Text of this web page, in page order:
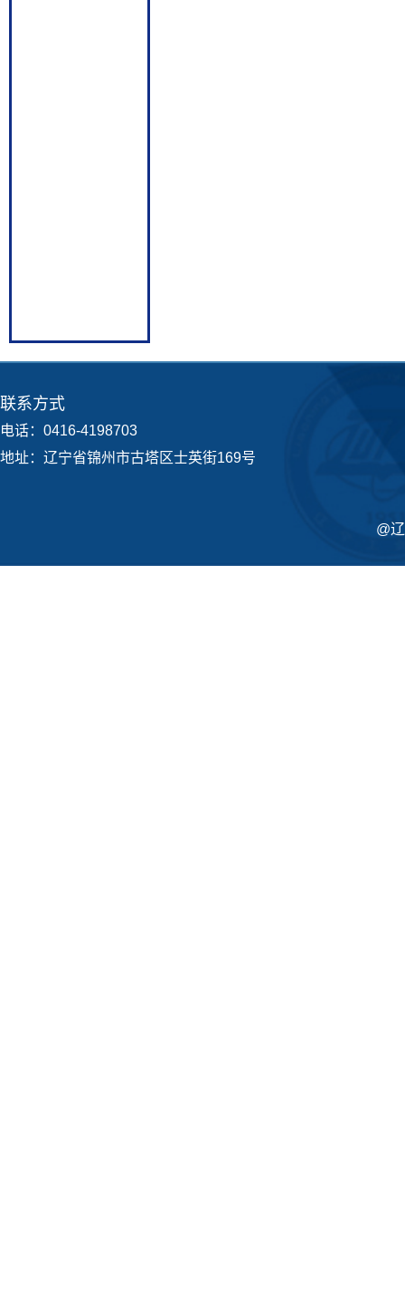
联系方式
电话：0416-4198703
地址：辽宁省锦州市古塔区士英街169号
@